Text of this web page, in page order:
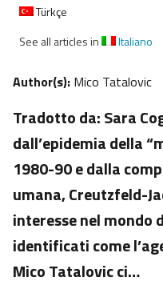
Türkçe
See all articles in
Italiano
Author(s): Mico Tatalovic
Tradotto da: Sara
dall’epidemia della
1980-90 e dalla
umana, Creutzfeld-
interesse nel mondo
identificati come
Mico Tatalovic ci…